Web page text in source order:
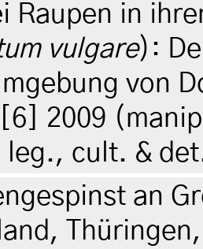
Raupen in
vulgare):
von
2009
leg., cult. &
an